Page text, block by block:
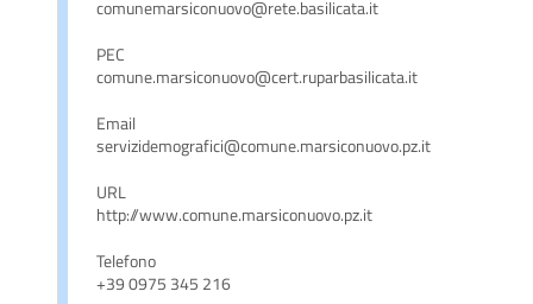
comunemarsiconuovo@rete.basilicata.it
PEC
comune.marsiconuovo@cert.ruparbasilicata.it
Email
servizidemografici@comune.marsiconuovo.pz.it
URL
http://www.comune.marsiconuovo.pz.it
Telefono
+39 0975 345 216